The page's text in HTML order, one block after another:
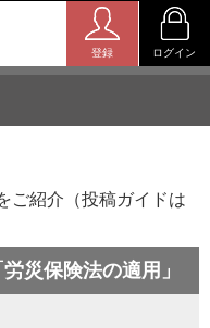
登録 ログイン
ご紹介（投稿ガイドは
災保険法の適用」